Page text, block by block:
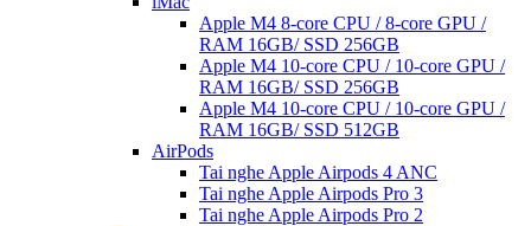
Apple M4 8-core CPU / 8-core GPU /
RAM 16GB/ SSD 256GB
Apple M4 10-core CPU / 10-core GPU /
RAM 16GB/ SSD 256GB
Apple M4 10-core CPU / 10-core GPU /
RAM 16GB/ SSD 512GB
AirPods
Tai nghe Apple Airpods 4 ANC
Tai nghe Apple Airpods Pro 3
Tai nghe Apple Airpods Pro 2